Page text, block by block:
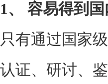
1、 容易得到
只有通过国家
认证、研讨、